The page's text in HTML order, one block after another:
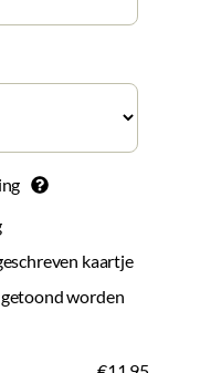
kaartje
worden